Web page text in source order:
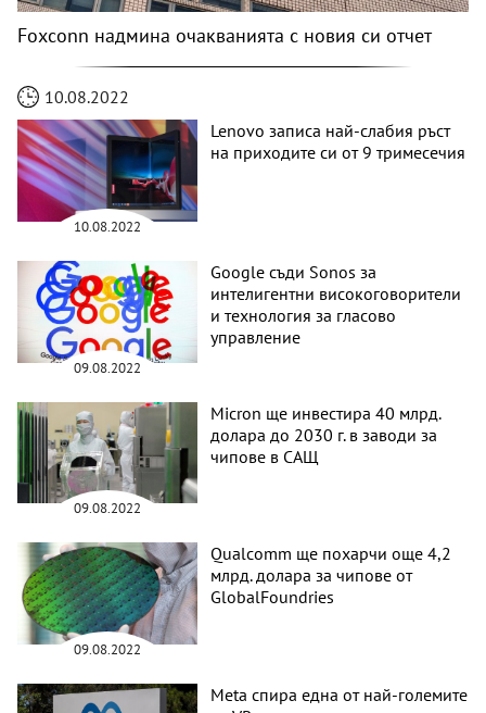
Foxconn надмина очакванията с новия си отчет
10.08.2022
10.08.2022
Lenovo записа най-слабия ръст
на приходите си от 9 тримесечия
09.08.2022
Google съди Sonos за
интелигентни високоговорители
и технология за гласово
управление
09.08.2022
Micron ще инвестира 40 млрд.
долара до 2030 г. в заводи за
чипове в САЩ
09.08.2022
Qualcomm ще похарчи още 4,2
млрд. долара за чипове от
GlobalFoundries
Meta спира една от най-големите